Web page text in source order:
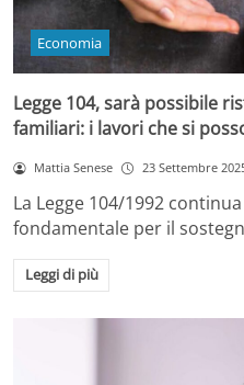
Economia
Legge 104, sarà possibile
familiari: i lavori che si
Mattia Senese 23 Settembre
La Legge 104/1992
fondamentale per il
Leggi di più